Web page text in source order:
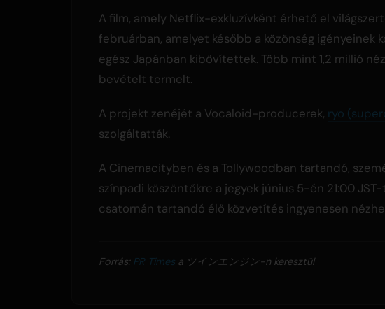
A film, amely Netflix-exkluzívként érhető el
februárban, amelyet később a közönség
egész Japánban kibővítettek. Több mint 1,2 millió
bevételt termelt.
A projekt zenéjét a Vocaloid-producerek, ryo
szolgáltatták.
A Cinemacityben és a Tollywoodban tartandó,
színpadi köszöntőkre a jegyek június 5-én 21:00
csatornán tartandó élő közvetítés ingyenesen
Forrás: PR Times a ツインエンジン-n keresztül